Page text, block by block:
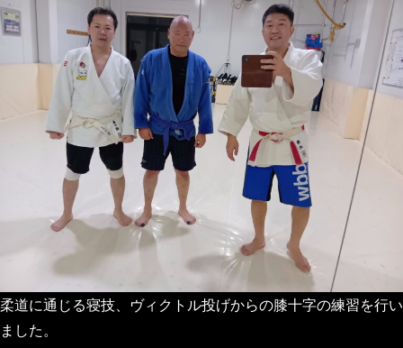
柔道に通じる寝技、ヴィクトル投げからの膝十字の練習を行い
ました。